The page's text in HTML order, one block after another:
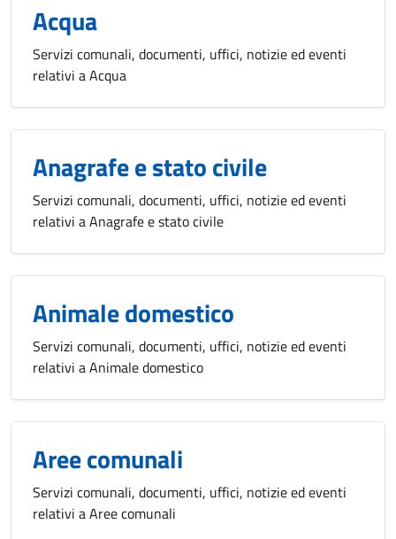
Acqua
Servizi comunali, documenti, uffici, notizie ed eventi
relativi a Acqua
Anagrafe e stato civile
Servizi comunali, documenti, uffici, notizie ed eventi
relativi a Anagrafe e stato civile
Animale domestico
Servizi comunali, documenti, uffici, notizie ed eventi
relativi a Animale domestico
Aree comunali
Servizi comunali, documenti, uffici, notizie ed eventi
relativi a Aree comunali